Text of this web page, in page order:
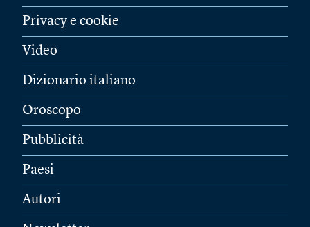
Privacy e cookie
Video
Dizionario italiano
Oroscopo
Pubblicità
Paesi
Autori